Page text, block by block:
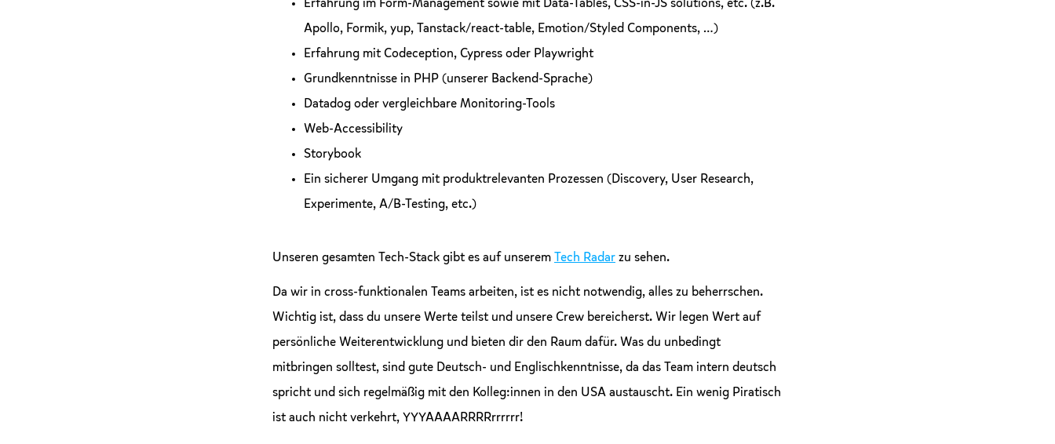
Erfahrung im Form-Management sowie mit Data-Tables, CSS-in-JS solutions, etc. (z.B.
Apollo, Formik, yup, Tanstack/react-table, Emotion/Styled Components, …)
Erfahrung mit Codeception, Cypress oder Playwright
Grundkenntnisse in PHP (unserer Backend-Sprache)
Datadog oder vergleichbare Monitoring-Tools
Web-Accessibility
Storybook
Ein sicherer Umgang mit produktrelevanten Prozessen (Discovery, User Research,
Experimente, A/B-Testing, etc.)
Unseren gesamten Tech-Stack gibt es auf unserem Tech Radar zu sehen.
Da wir in cross-funktionalen Teams arbeiten, ist es nicht notwendig, alles zu beherrschen.
Wichtig ist, dass du unsere Werte teilst und unsere Crew bereicherst. Wir legen Wert auf
persönliche Weiterentwicklung und bieten dir den Raum dafür. Was du unbedingt
mitbringen solltest, sind gute Deutsch- und Englischkenntnisse, da das Team intern deutsch
spricht und sich regelmäßig mit den Kolleg:innen in den USA austauscht. Ein wenig Piratisch
ist auch nicht verkehrt, YYYAAAARRRRrrrrrr!